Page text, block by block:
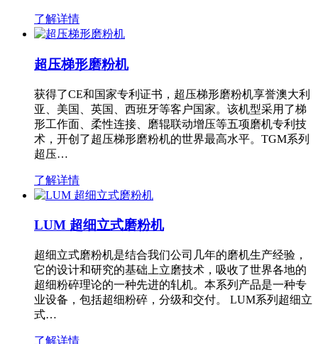
了解详情
超压梯形磨粉机
获得了CE和国家专利证书，超压梯形磨粉机享誉澳大利
亚、美国、英国、西班牙等客户国家。该机型采用了梯
形工作面、柔性连接、磨辊联动增压等五项磨机专利技
术，开创了超压梯形磨粉机的世界最高水平。TGM系列
超压…
了解详情
LUM 超细立式磨粉机
超细立式磨粉机是结合我们公司几年的磨机生产经验，
它的设计和研究的基础上立磨技术，吸收了世界各地的
超细粉碎理论的一种先进的轧机。本系列产品是一种专
业设备，包括超细粉碎，分级和交付。 LUM系列超细立
式…
了解详情